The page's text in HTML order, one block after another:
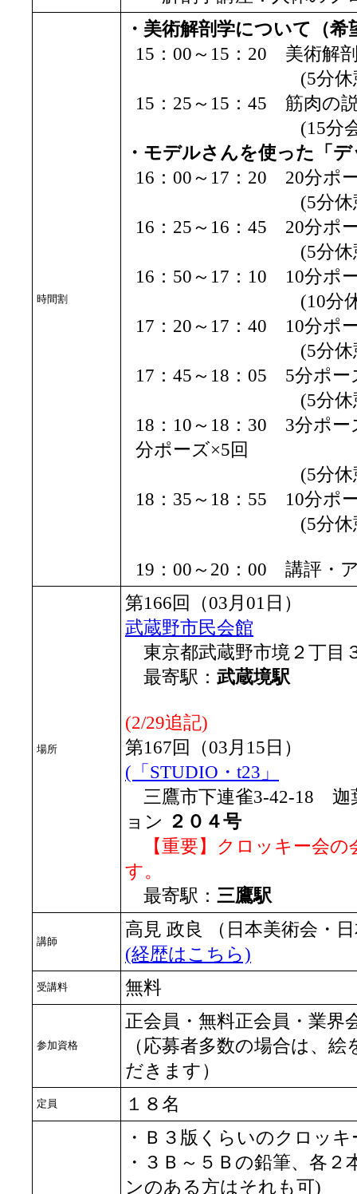
時間割
・美術解剖学について（
15：00～15：20 美術解
(5分休
15：25～15：45 筋肉の
(15分会場準
・モデルさんを使った「
16：00～17：20 20分ポ
(5分休
16：25～16：45 20分ポ
(5分休
16：50～17：10 10分ポ
(10分休
17：20～17：40 10分ポ
(5分休
17：45～18：05 5分ポー
(5分休
18：10～18：30 3分ポー
分ポーズ×5回
(5分休
18：35～18：55 10分ポ
(5分休
19：00～20：00 講評・
場所
第166回（03月01日）
武蔵野市民会館
東京都武蔵野市境２丁目
最寄駅： 武蔵境駅
(2/29追記)
第167回（03月15日）
(「STUDIO・t23」
三鷹市下連雀3-42-18 迦
ョン ２０４号
【重要】クロッキー会
す。
最寄駅： 三鷹駅
講師
高見 政良 （日本美術会・
(経歴はこちら)
受講料 無料
参加資格
正会員・無料正会員・業界
（応募者多数の場合は、
だきます）
定員 １８名
・Ｂ３版くらいのクロッキ
・３Ｂ～５Ｂの鉛筆、各
ンのある方はそれも可)